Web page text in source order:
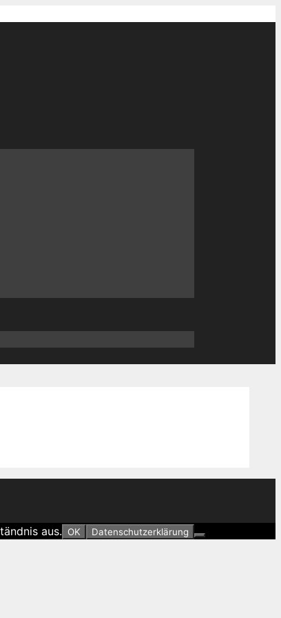
aus. OK Datenschutzerklärung